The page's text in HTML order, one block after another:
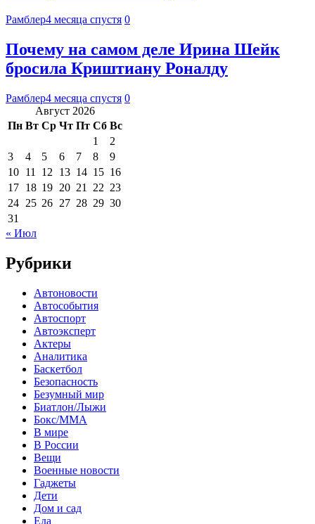
Рамблер4 месяца спустя 0
Почему на самом деле Ирина Шейк
бросила Криштиану Роналду
Рамблер4 месяца спустя 0
Август 2026
Пн Вт Ср Чт Пт Сб Вс
1
2
3
4 5 6 7 8
9
10 11 12 13 14 15 16
17 18 19 20 21 22 23
24 25 26 27 28 29 30
31
« Июл
Рубрики
Автоновости
Автособытия
Автоспорт
Автоэксперт
Актеры
Аналитика
Баскетбол
Безопасность
Безумный мир
Биатлон/Лыжи
Бокс/MMA
В мире
В России
Вещи
Военные новости
Гаджеты
Дети
Дом и сад
Еда